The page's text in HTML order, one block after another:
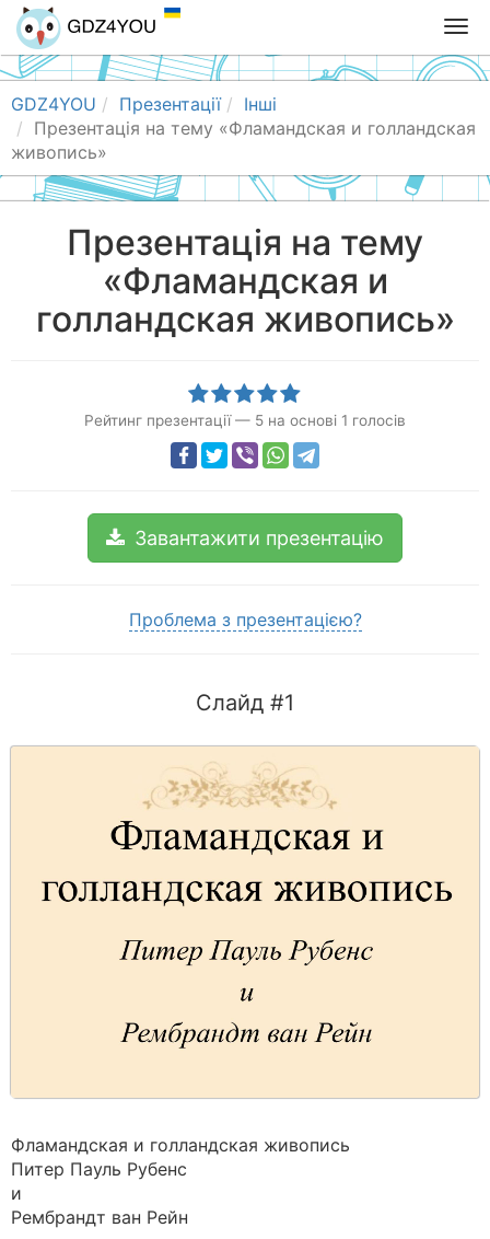
T
o
g
l
n
a
GDZ4YOU Презентації
Інші
Презентація на тему «Фламандская и голландская
живопись»
Презентація на тему
«Фламандская и
голландская живопись»
Рейтинг презентації — 5 на основі 1 голосів
Завантажити презентацію
Проблема з презентацією?
Слайд #1
Фламандская и голландская живопись
Питер Пауль Рубенс
и
Рембрандт ван Рейн